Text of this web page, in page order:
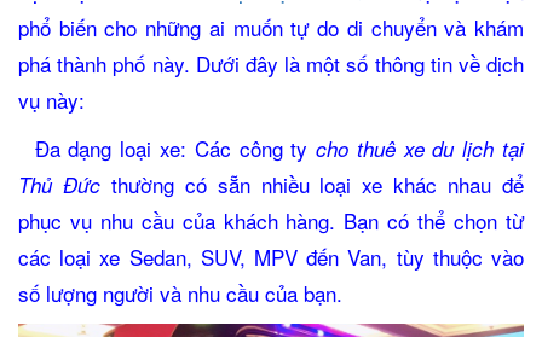
phổ biến cho những ai muốn tự do di chuyển và khám
phá thành phố này. Dưới đây là một số thông tin về dịch
vụ này:
Đa dạng loại xe: Các công tycho thuê xe du lịch tại
Thủ Đứcthường có sẵn nhiều loại xe khác nhau để
phục vụ nhu cầu của khách hàng. Bạn có thể chọn từ
các loại xe Sedan, SUV, MPV đến Van, tùy thuộc vào
số lượng người và nhu cầu của bạn.